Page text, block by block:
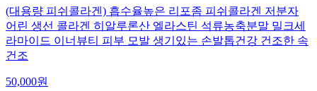
(대용량 피쉬콜라겐) 흡수율높은 리포좀 피쉬콜라겐 저분자
어린 생선 콜라겐 히알루론산 엘라스틴 석류농축분말 밀크세
라마이드 이너뷰티 피부 모발 생기있는 손발톱건강 건조한 속
건조
50,000원